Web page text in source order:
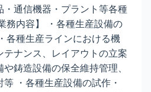
・通信機器・プラント等各種
務内容】 ・各種生産設備の
各種生産ラインにおける機
テナンス、レイアウトの立案
や鋳造設備の保全維持管理、
・各種生産設備の試作・